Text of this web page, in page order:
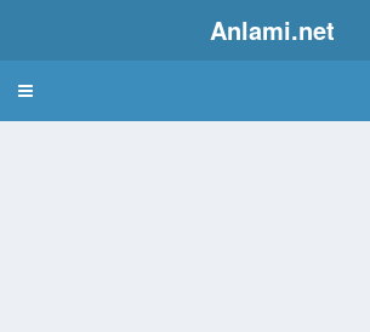
Anlami.net
Bulmaca